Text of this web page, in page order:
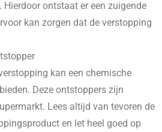
Hierdoor ontstaat er een zuigende
kan zorgen dat de verstopping
kan een chemische
Deze ontstoppers zijn
Lees altijd van tevoren de
en let heel goed op